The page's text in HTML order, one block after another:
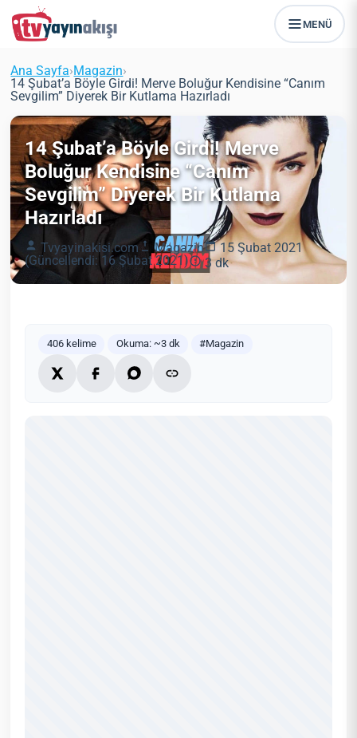
MENÜ
Ana Sayfa›Magazin›
14 Şubat’a Böyle Girdi! Merve Boluğur Kendisine “Canım
Sevgilim” Diyerek Bir Kutlama Hazırladı
14 Şubat’a Böyle Girdi! Merve
Boluğur Kendisine “Canım
Sevgilim” Diyerek Bir Kutlama
Hazırladı
Tvyayinakisi.com Magazin
15 Şubat 2021
(Güncellendi: 16 Şubat 2021)
3 dk
406 kelime Okuma: ~3 dk #Magazin